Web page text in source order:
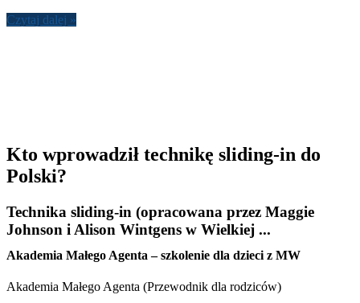
Kto wprowadził technikę sliding-in do
Polski?
Technika sliding-in (opracowana przez Maggie
Johnson i Alison Wintgens w Wielkiej ...
Czytaj dalej »
Akademia Małego Agenta – szkolenie dla dzieci z MW
Akademia Małego Agenta (Przewodnik dla rodziców)